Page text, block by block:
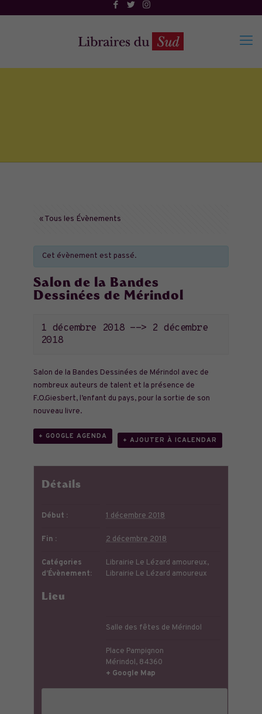
« Tous les Évènements
Cet évènement est passé.
Salon de la Bandes
Dessinées de Mérindol
1 décembre 2018--> 2 décembre
2018
Salon de la Bandes Dessinées de Mérindol avec de
nombreux auteurs de talent et la présence de
F.O.Giesbert, l’enfant du pays, pour la sortie de son
nouveau livre.
+ GOOGLE AGENDA
+ AJOUTER À ICALENDAR
Détails
Début : 1 décembre 2018
Fin : 2 décembre 2018
Catégories
d’Évènement:
Librairie Le Lézard amoureux,
Librairie Le Lézard amoureux
Lieu
Salle des fêtes de Mérindol
Place Pampignon
Mérindol, 84360
+ Google Map